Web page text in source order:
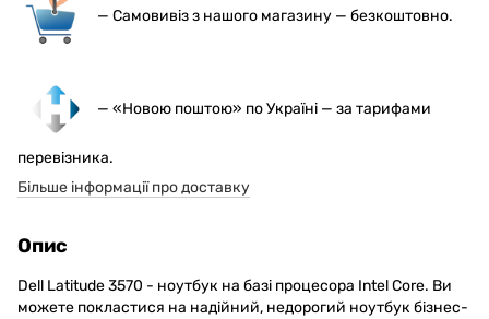
— Самовивіз з нашого магазину — безкоштовно.
— «Новою поштою» по Україні — за тарифами
перевізника.
Більше інформації про доставку
Опис
Dell Latitude 3570 - ноутбук на базі процесора Intel Core. Ви
можете покластися на надійний, недорогий ноутбук бізнес-